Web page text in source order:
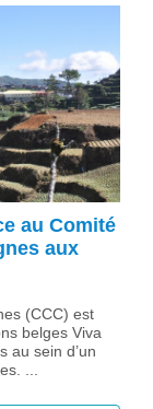
au Comité
aux
(CCC) est
belges Viva
au sein d’un
...